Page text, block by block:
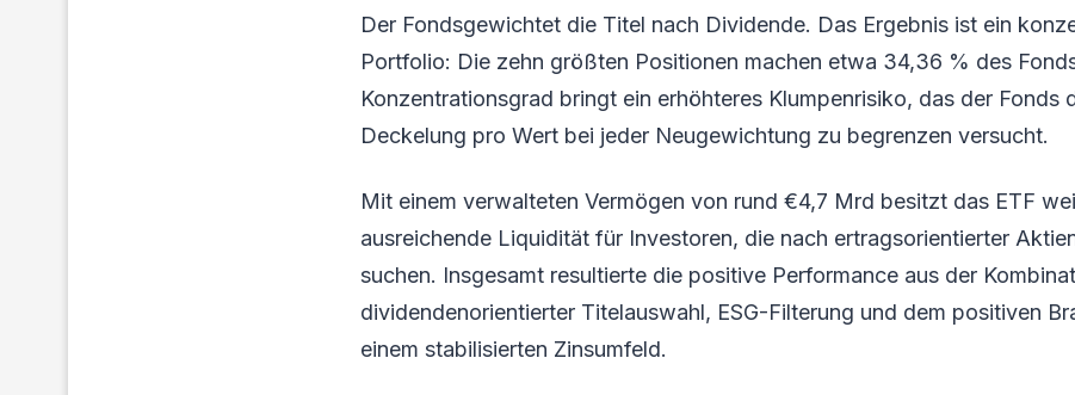
Der Fondsgewichtet die Titel nach Dividende. Das Ergebnis ist ein
Portfolio: Die zehn größten Positionen machen etwa 34,36 % des
Konzentrationsgrad bringt ein erhöhteres Klumpenrisiko, das der Fonds
Deckelung pro Wert bei jeder Neugewichtung zu begrenzen versucht.
Mit einem verwalteten Vermögen von rund €4,7 Mrd besitzt das ETF
ausreichende Liquidität für Investoren, die nach ertragsorientierter
suchen. Insgesamt resultierte die positive Performance aus der
dividendenorientierter Titelauswahl, ESG-Filterung und dem positiven
einem stabilisierten Zinsumfeld.